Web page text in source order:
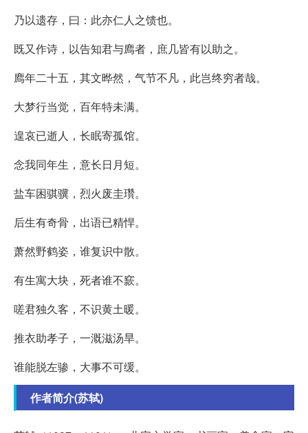
乃以遗存，曰：此亦仁人之馈也。
既又作诗，以告知君与廌者，庶几皆有以助之。
廌年二十五，其文晔然，气节不凡，此岂终穷者哉。
大梦行当觉，百年特未满。
遑哀已逝人，长眠寄孤馆。
念我同年生，意长日月短。
盐车困骐骥，烈火废圭瓚。
后生有奇骨，出语已精悍。
萧然野鹤姿，谁复识中散。
有生寓大块，死者谁不窾。
嗟君独久客，不识黄土暖。
推衣助孝子，一溉滋汤旱。
谁能脱左骖，大事不可缓。
作者简介(苏轼)